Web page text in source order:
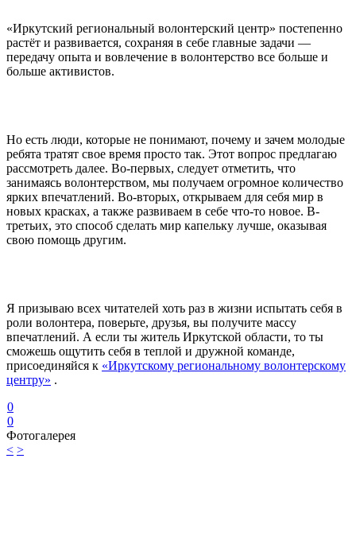
«Иркутский региональный волонтерский центр» постепенно
растёт и развивается, сохраняя в себе главные задачи —
передачу опыта и вовлечение в волонтерство все больше и
больше активистов.
Но есть люди, которые не понимают, почему и зачем молодые
ребята тратят свое время просто так. Этот вопрос предлагаю
рассмотреть далее. Во-первых, следует отметить, что
занимаясь волонтерством, мы получаем огромное количество
ярких впечатлений. Во-вторых, открываем для себя мир в
новых красках, а также развиваем в себе что-то новое. В-
третьих, это способ сделать мир капельку лучше, оказывая
свою помощь другим.
Я призываю всех читателей хоть раз в жизни испытать себя в
роли волонтера, поверьте, друзья, вы получите массу
впечатлений. А если ты житель Иркутской области, то ты
сможешь ощутить себя в теплой и дружной команде,
присоединяйся к «Иркутскому региональному волонтерскому
центру» .
0
0
Фотогалерея
< >